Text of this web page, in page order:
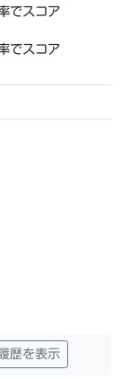
でスコア
でスコア
歴を表示